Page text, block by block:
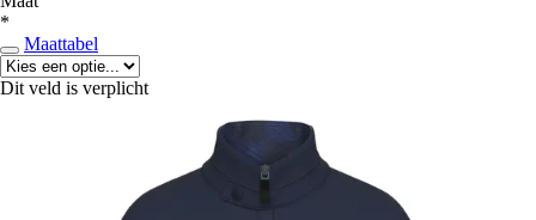
*
Maattabel
Dit veld is verplicht